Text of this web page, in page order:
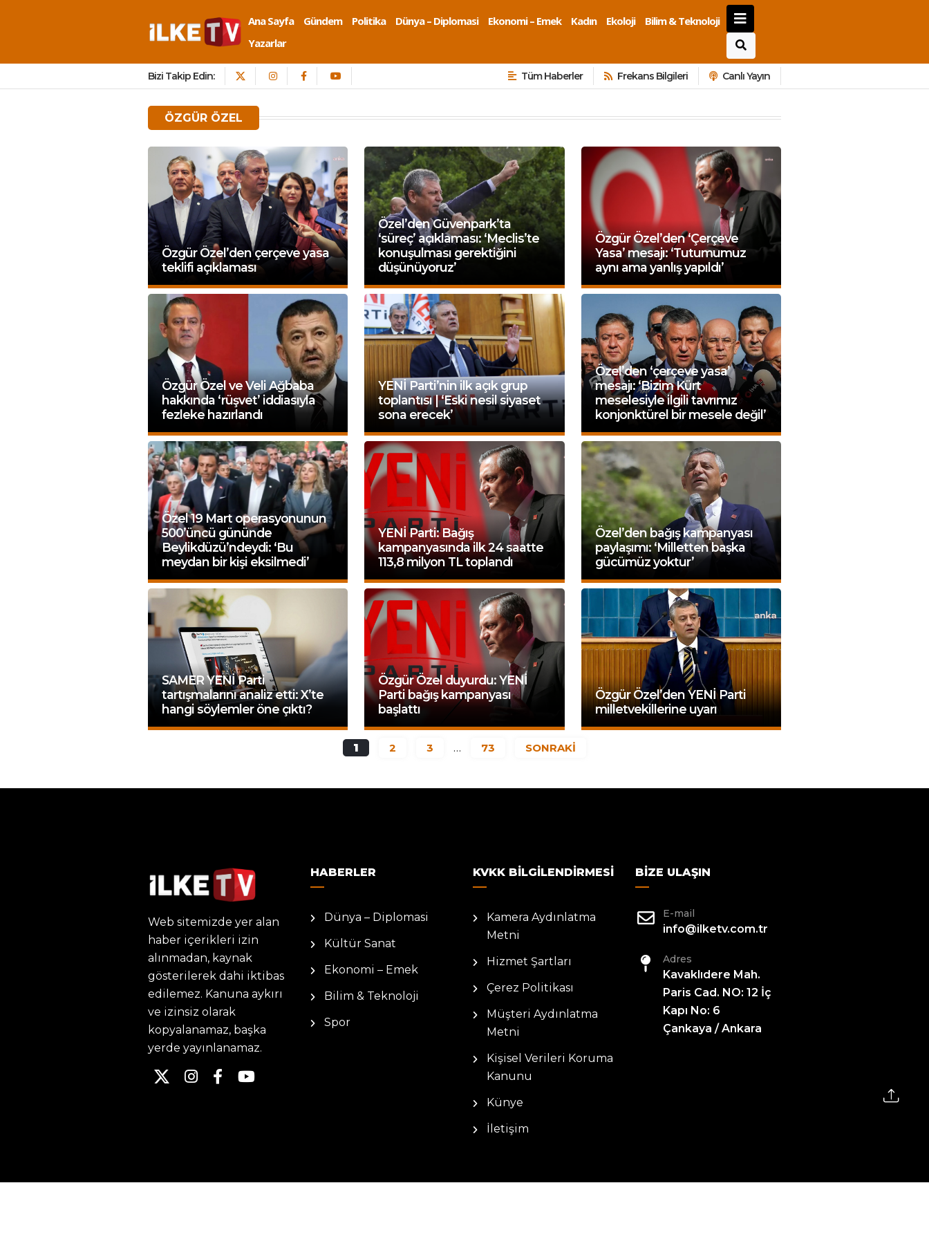
Ana Sayfa Gündem Politika Dünya – Diplomasi Ekonomi – Emek Kadın Ekoloji
Bilim & Teknoloji
Yazarlar
Bizi Takip Edin: Tüm Haberler Frekans Bilgileri Canlı Yayın
ÖZGÜR ÖZEL
Özgür Özel’den çerçeve yasa
teklifi açıklaması
Özel’den Güvenpark’ta
‘süreç’ açıklaması: ‘Meclis’te
konuşulması gerektiğini
düşünüyoruz’
Özgür Özel’den ‘Çerçeve
Yasa’ mesajı: ‘Tutumumuz
aynı ama yanlış yapıldı’
Özgür Özel ve Veli Ağbaba
hakkında ‘rüşvet’ iddiasıyla
fezleke hazırlandı
YENİ Parti’nin ilk açık grup
toplantısı | ‘Eski nesil siyaset
sona erecek’
Özel’den ‘çerçeve yasa’
mesajı: ‘Bizim Kürt
meselesiyle ilgili tavrımız
konjonktürel bir mesele değil’
Özel 19 Mart operasyonunun
500’üncü gününde
Beylikdüzü’ndeydi: ‘Bu
meydan bir kişi eksilmedi’
YENİ Parti: Bağış
kampanyasında ilk 24 saatte
113,8 milyon TL toplandı
Özel’den bağış kampanyası
paylaşımı: ‘Milletten başka
gücümüz yoktur’
SAMER YENİ Parti
tartışmalarını analiz etti: X’te
hangi söylemler öne çıktı?
Özgür Özel duyurdu: YENİ
Parti bağış kampanyası
başlattı
Özgür Özel’den YENİ Parti
milletvekillerine uyarı
1 2 3 … 73 SONRAKİ
Web sitemizde yer alan
haber içerikleri izin
alınmadan, kaynak
gösterilerek dahi iktibas
edilemez. Kanuna aykırı
ve izinsiz olarak
kopyalanamaz, başka
yerde yayınlanamaz.
HABERLER
Dünya – Diplomasi
Kültür Sanat
Ekonomi – Emek
Bilim & Teknoloji
Spor
KVKK BILGILENDIRMESI
Kamera Aydınlatma
Metni
Hizmet Şartları
Çerez Politikası
Müşteri Aydınlatma
Metni
Kişisel Verileri Koruma
Kanunu
Künye
İletişim
BIZE ULAŞIN
E-mail
info@ilketv.com.tr
Adres
Kavaklıdere Mah.
Paris Cad. NO: 12 İç
Kapı No: 6
Çankaya / Ankara